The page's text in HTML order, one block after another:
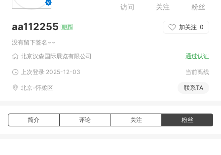
粉丝
关注
访问
aa112255 加关注 0
没有留下签名~~
北京汉森国际展览有限公司
通过认证
上次登录 2025-12-03 当前离线
北京-怀柔区 联系TA
简介 评论 关注 粉丝